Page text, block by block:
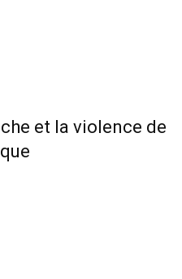
et la violence de